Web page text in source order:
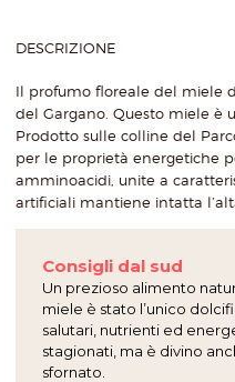
DESCRIZIONE
Il profumo floreale del miele
del Gargano. Questo miele è
Prodotto sulle colline del
per le proprietà energetiche
amminoacidi, unite a
artificiali mantiene intatta
Consigli dal sud
Un prezioso alimento
miele è stato l’unico
salutari, nutrienti ed
stagionati, ma è divino
sfornato.